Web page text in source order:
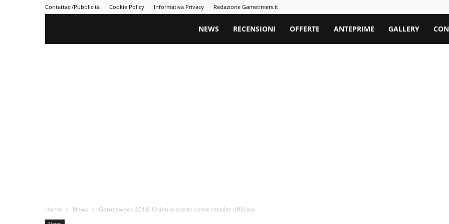
Contattaci/Pubblicità Cookie Policy Informativa Privacy Redazione Gametimers.it
Gametimers
NEWS RECENSIONI OFFERTE ANTEPRIME GALLERY
Home News Gamesweek 2014: Unieuro scelto come retailer ufficiale